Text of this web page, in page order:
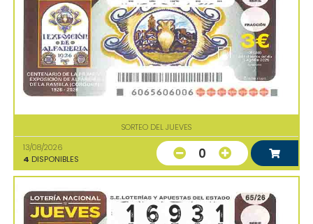
SORTEO DEL JUEVES
13/08/2026
4 DISPONIBLES 0